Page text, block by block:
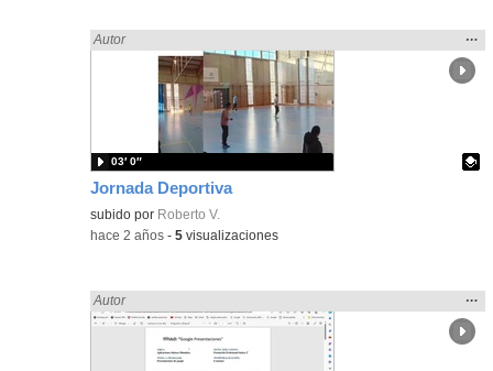
Jornada Deportiva- Contenido educativo
Encontrado «LENGUA CASTELLANA» en:
Autor
la
…
Contenido educativo.
subido por Roberto V.
03′ 0″
-hace 2 años -5 visualizaciones
Encontrado «LENGUA CASTELLANA» en:
Autor
la
…